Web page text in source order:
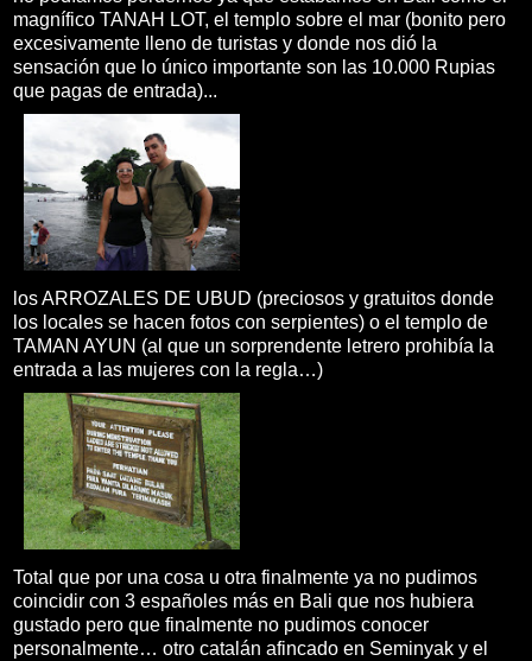
magnífico TANAH LOT, el templo sobre el mar (bonito pero
excesivamente lleno de turistas y donde nos dió la
sensación que lo único importante son las 10.000 Rupias
que pagas de entrada)...
los ARROZALES DE UBUD (preciosos y gratuitos donde
los locales se hacen fotos con serpientes) o el templo de
TAMAN AYUN (al que un sorprendente letrero prohibía la
entrada a las mujeres con la regla…)
Total que por una cosa u otra finalmente ya no pudimos
coincidir con 3 españoles más en Bali que nos hubiera
gustado pero que finalmente no pudimos conocer
personalmente… otro catalán afincado en Seminyak y el